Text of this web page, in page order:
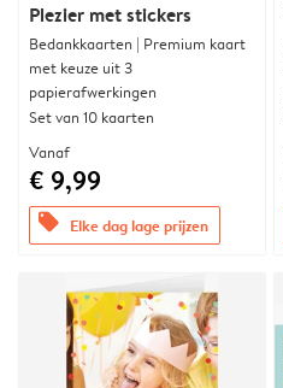
Plezier met stickers
Bedankkaarten | Premium kaart
met keuze uit 3
papierafwerkingen
Set van 10 kaarten
Vanaf
€ 9,99
offers Elke dag lage prijzen